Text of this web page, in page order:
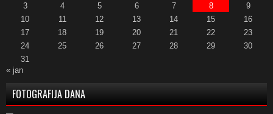
3
4 5 6 7 8
9
10
11 12 13 14 15
16
17
18 19 20 21 22
23
24
25 26 27 28 29
30
31
« jan
FOTOGRAFIJA DANA